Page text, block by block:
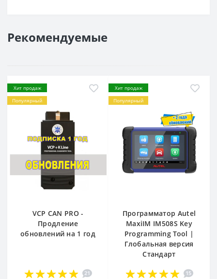
Рекомендуемые
Хит продаж
Популярный
VCP CAN PRO -
Продление
обновлений на 1 год
21
Хит продаж
Популярный
Программатор Autel
MaxiIM IM508S Key
Programming Tool |
Глобальная версия
Стандарт
15